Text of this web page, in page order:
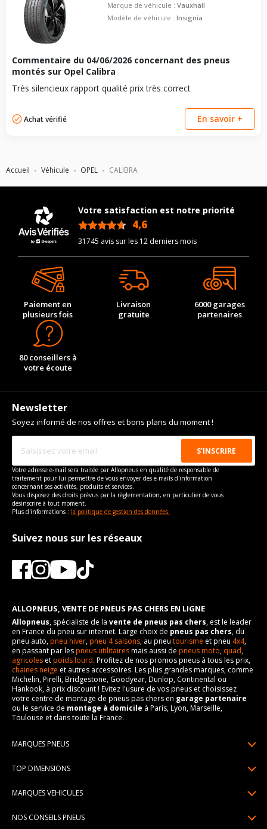
Accueil Véhicule OPEL CALIBRA
Marque de véhicule : Vauxhall
Modèle de véhicule : Insignia
Commentaire du 04/06/2026 concernant des pneus
montés sur Opel Calibra
Très silencieux rapport qualité prix très correct
Achat vérifié En savoir +
Votre satisfaction est notre priorité
4,6
31745 avis sur les 12 derniers mois
Paiement en
plusieurs fois
Livraison
gratuite
6000 garages
partenaires
80 conseillers à
votre écoute
Newsletter
Soyez informé de nos offres et bons plans du moment !
Votre adresse e-mail sera traitée par Allopneus en qualité de responsable de
traitement pour lui permettre de vous envoyer des e-mails d'information
concernant ses activités, produits et services.
Vous disposez des droits prévus par la règlementation, en particulier de vous
désinscrire à tout moment.
Plus d'informations : la politique de gestion des données.
Suivez nous sur les réseaux
ALLOPNEUS, VENTE DE PNEUS PAS CHERS EN LIGNE
Allopneus, spécialiste de la vente de pneus pas chers, est le leader
en France du pneu sur internet. Large choix de pneus pas chers, du
pneu auto,pneu hiver,pneu 4 saisons, au pneu tourisme et pneu 4x4,
en passant par lespneus utilitairesmais aussi de pneus moto, quad,
agricoles etpoids lourd. Profitez de nos promos pneus à tous les prix,
chaines neige et autres accessoires. Les plus grandes marques, comme
Michelin, Pirelli, Bridgestone, Goodyear, Dunlop, Continental ou
Hankook, à prix discount ! Evitez l'usure de vos pneus et choisissez
votre centre de montage de pneus pas chers en garage partenaire
ou le service de montage à domicile à Paris, Lyon, Marseille,
Toulouse et dans toute la France.
MARQUES PNEUS
Pneus Continental
TOP DIMENSIONS
195/65R15
MARQUES VEHICULES
NOS CONSEILS PNEUS